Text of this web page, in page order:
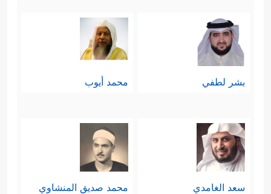
بشر لطفي محمد أيوب
سعد الغامدي محمد صديق المنشاوي